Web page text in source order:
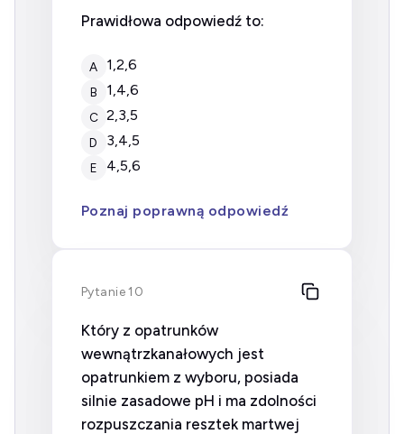
Prawidłowa odpowiedź to:
A 1,2,6
B 1,4,6
C 2,3,5
D 3,4,5
E 4,5,6
Poznaj poprawną odpowiedź
Pytanie 10
Który z opatrunków
wewnątrzkanałowych jest
opatrunkiem z wyboru, posiada
silnie zasadowe pH i ma zdolności
rozpuszczania resztek martwej